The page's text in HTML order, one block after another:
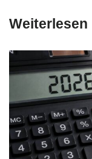
Weiterlesen